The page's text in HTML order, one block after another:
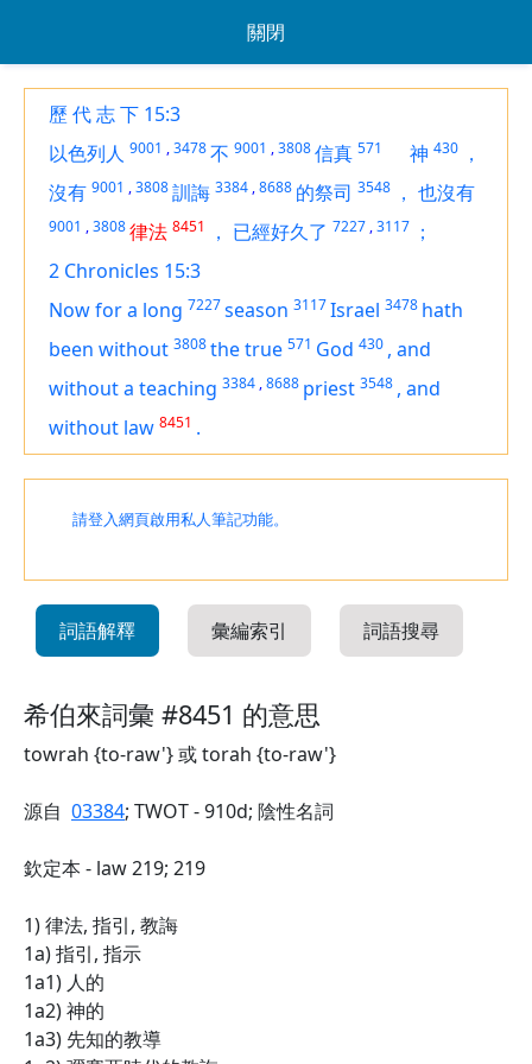
關閉
歷 代 志 下 15:3
以色列人 9001 ,3478不 9001 ,3808信真 571 神 430 ，
沒有 9001 ,3808訓誨 3384 ,8688 的祭司 3548 ， 也沒有
9001 ,3808律法 8451 ， 已經好久了 7227 ,3117 ；
2 Chronicles 15:3
Now for a long 7227season 3117Israel 3478 hath
been without 3808the true 571 God 430 , and
without a teaching 3384 ,8688 priest 3548 , and
without law 8451 .
請登入網頁啟用私人筆記功能。
詞語解釋 彙編索引 詞語搜尋
希伯來詞彙 #8451 的意思
towrah {to-raw'} 或 torah {to-raw'}
源自 03384; TWOT - 910d; 陰性名詞
欽定本 - law 219; 219
1) 律法, 指引, 教誨
1a) 指引, 指示
1a1) 人的
1a2) 神的
1a3) 先知的教導